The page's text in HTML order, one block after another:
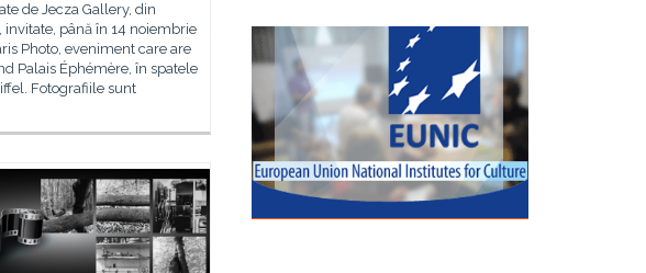
de Jecza Gallery, din
invitate, până în 14 noiembrie
Photo, eveniment care are
Palais Éphémère, în spatele
Fotografiile sunt